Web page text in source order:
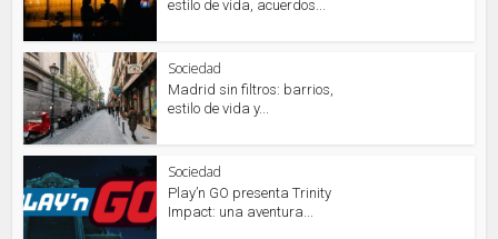
estilo de vida, acuerdos...
Sociedad
Madrid sin filtros: barrios,
estilo de vida y...
Sociedad
Play’n GO presenta Trinity
Impact: una aventura...